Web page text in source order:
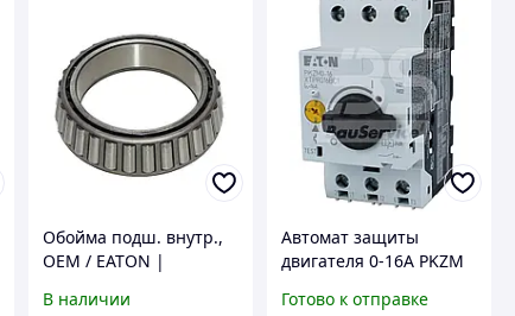
Обойма подш. внутр.,
OEM / EATON |
В наличии
Автомат защиты
двигателя 0-16A PKZM
Готово к отправке